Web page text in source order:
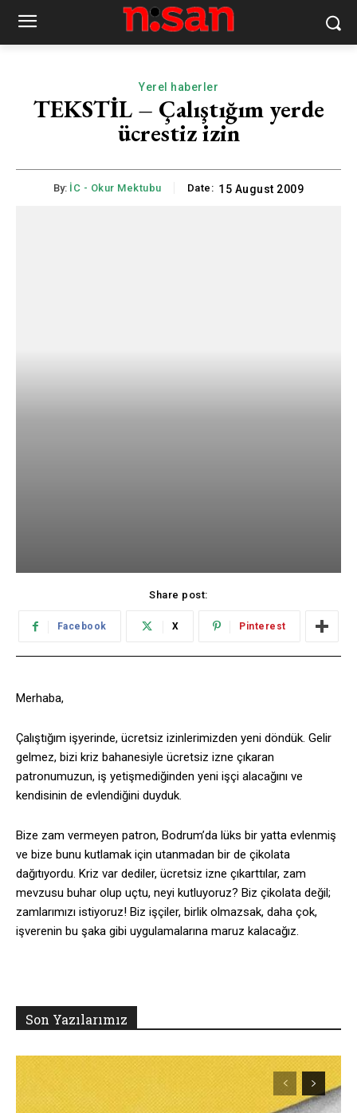
Yerel haberler
TEKSTİL – Çalıştığım yerde
ücrestiz izin
By: İC - Okur Mektubu Date: 15 August 2009
Share post:
Facebook X Pinterest
Merhaba,
Çalıştığım işyerinde, ücretsiz izinlerimizden yeni döndük. Gelir
gelmez, bizi kriz bahanesiyle ücretsiz izne çıkaran
patronumuzun, iş yetişmediğinden yeni işçi alacağını ve
kendisinin de evlendiğini duyduk.
Bize zam vermeyen patron, Bodrum’da lüks bir yatta evlenmiş
ve bize bunu kutlamak için utanmadan bir de çikolata
dağıtıyordu. Kriz var dediler, ücretsiz izne çıkarttılar, zam
mevzusu buhar olup uçtu, neyi kutluyoruz? Biz çikolata değil;
zamlarımızı istiyoruz! Biz işçiler, birlik olmazsak, daha çok,
işverenin bu şaka gibi uygulamalarına maruz kalacağız.
Son Yazılarımız